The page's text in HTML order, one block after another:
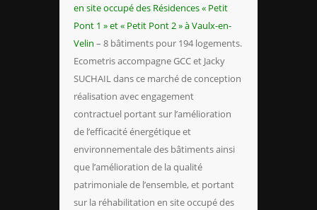
en site occupé des Résidences « Petit
Pont 1 » et « Petit Pont 2 » à Vaulx-en-
Velin – 8 bâtiments pour 194 logements.
Ecometris accompagne GCC et Jacky
SUCHAIL dans ce marché de conception
réalisation avec engagement
contractuel portant sur l’amélioration
de l’efficacité énergétique et
environnementale des bâtiments ainsi
que l’amélioration de la qualité
patrimoniale de l’ensemble, et portant
sur la réhabilitation en site occupé des